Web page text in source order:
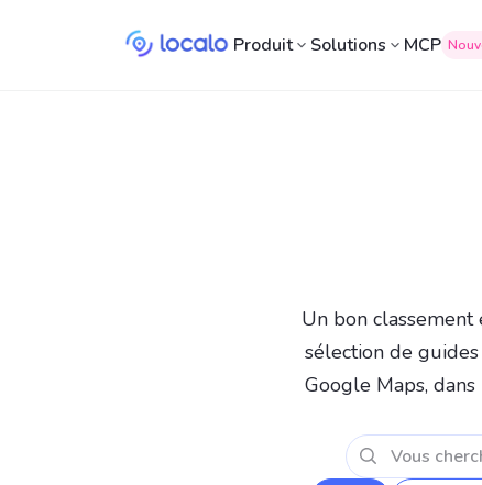
Produit Solutions MCP
Un bon
sélection de
Google Maps,